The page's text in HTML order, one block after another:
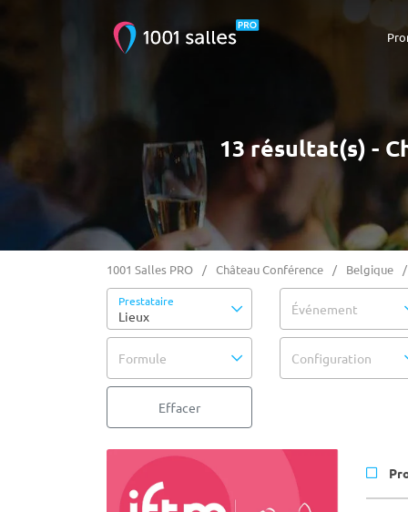
13 résultat(s) -
1001 Salles PRO Château Conférence Belgique
Prestataire
Lieux Événement
Formule Configuration
Effacer